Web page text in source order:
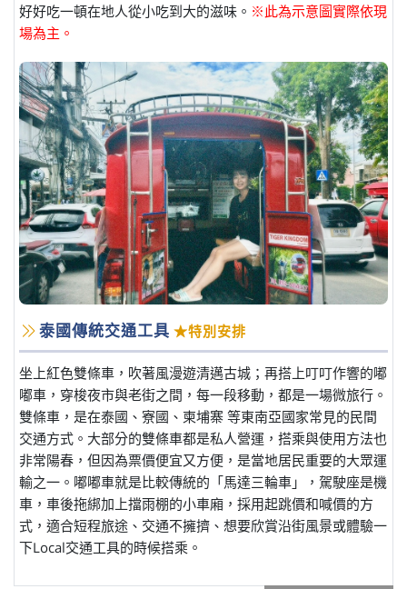
好好吃一頓在地人從小吃到大的滋味。 ※此為示意圖實際依現
場為主。
泰國傳統交通工具 ★特別安排
坐上紅色雙條車，吹著風漫遊清邁古城；再搭上叮叮作響的嘟
嘟車，穿梭夜市與老街之間，每一段移動，都是一場微旅行。
雙條車，是在泰國、寮國、柬埔寨 等東南亞國家常見的民間
交通方式。大部分的雙條車都是私人營運，搭乘與使用方法也
非常陽春，但因為票價便宜又方便，是當地居民重要的大眾運
輸之一。嘟嘟車就是比較傳統的「馬達三輪車」，駕駛座是機
車，車後拖綁加上擋雨棚的小車廂，採用起跳價和喊價的方
式，適合短程旅途、交通不擁擠、想要欣賞沿街風景或體驗一
下Local交通工具的時候搭乘。